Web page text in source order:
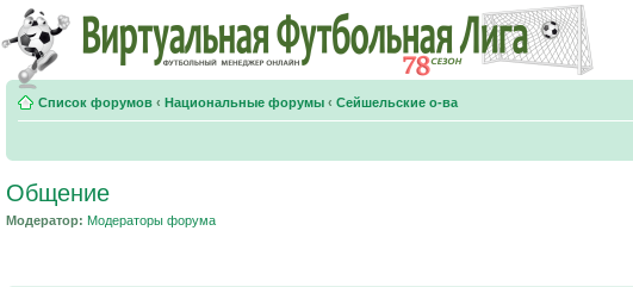
Список форумов ‹ Национальные форумы ‹ Сейшельские о-ва
Общение
Модератор: Модераторы форума